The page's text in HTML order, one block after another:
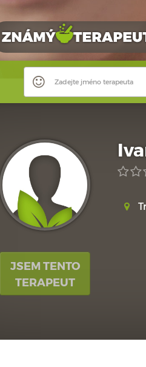
Zadejte jméno terapeuta
JSEM TENTO
TERAPEUT